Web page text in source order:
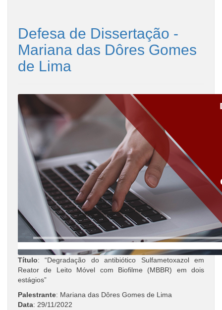
Defesa de Dissertação -
Mariana das Dôres Gomes
de Lima
Título: “Degradação do antibiótico Sulfametoxazol em
Reator de Leito Móvel com Biofilme (MBBR) em dois
estágios”
Palestrante: Mariana das Dôres Gomes de Lima
Data: 29/11/2022